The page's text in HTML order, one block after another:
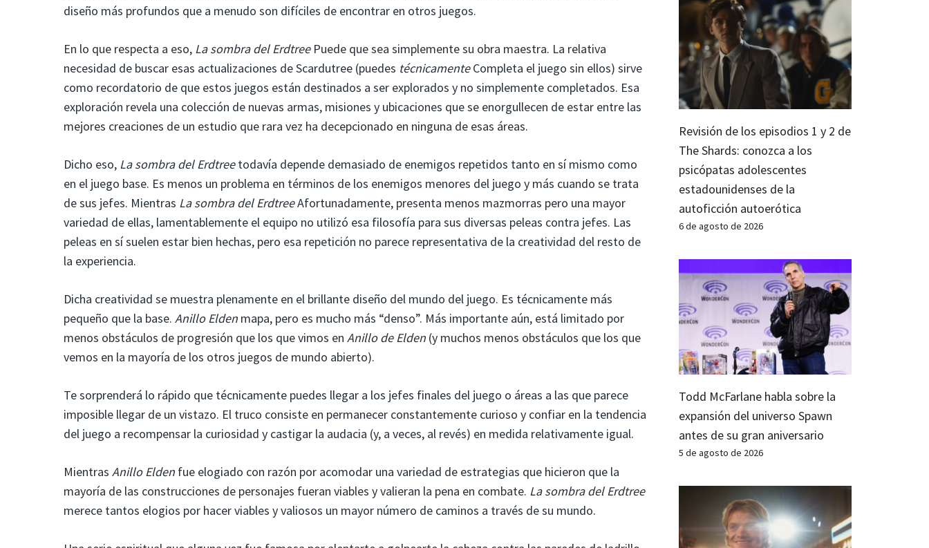
diseño más profundos que a menudo son difíciles de encontrar en otros juegos.
En lo que respecta a eso, La sombra del ErdtreePuede que sea simplemente su obra maestra. La relativa
necesidad de buscar esas actualizaciones de Scardutree (puedes técnicamenteCompleta el juego sin ellos) sirve
como recordatorio de que estos juegos están destinados a ser explorados y no simplemente completados. Esa
exploración revela una colección de nuevas armas, misiones y ubicaciones que se enorgullecen de estar entre las
mejores creaciones de un estudio que rara vez ha decepcionado en ninguna de esas áreas.
Dicho eso, La sombra del Erdtreetodavía depende demasiado de enemigos repetidos tanto en sí mismo como
en el juego base. Es menos un problema en términos de los enemigos menores del juego y más cuando se trata
de sus jefes. Mientras La sombra del ErdtreeAfortunadamente, presenta menos mazmorras pero una mayor
variedad de ellas, lamentablemente el equipo no utilizó esa filosofía para sus diversas peleas contra jefes. Las
peleas en sí suelen estar bien hechas, pero esa repetición no parece representativa de la creatividad del resto de
la experiencia.
Dicha creatividad se muestra plenamente en el brillante diseño del mundo del juego. Es técnicamente más
pequeño que la base. Anillo Elden mapa, pero es mucho más “denso”. Más importante aún, está limitado por
menos obstáculos de progresión que los que vimos en Anillo de Elden (y muchos menos obstáculos que los que
vemos en la mayoría de los otros juegos de mundo abierto).
Te sorprenderá lo rápido que técnicamente puedes llegar a los jefes finales del juego o áreas a las que parece
imposible llegar de un vistazo. El truco consiste en permanecer constantemente curioso y confiar en la tendencia
del juego a recompensar la curiosidad y castigar la audacia (y, a veces, al revés) en medida relativamente igual.
Mientras Anillo Elden fue elogiado con razón por acomodar una variedad de estrategias que hicieron que la
mayoría de las construcciones de personajes fueran viables y valieran la pena en combate. La sombra del Erdtree
merece tantos elogios por hacer viables y valiosos un mayor número de caminos a través de su mundo.
Revisión de los episodios 1 y 2 de
The Shards: conozca a los
psicópatas adolescentes
estadounidenses de la
autoficción autoerótica
6 de agosto de 2026
Todd McFarlane habla sobre la
expansión del universo Spawn
antes de su gran aniversario
5 de agosto de 2026